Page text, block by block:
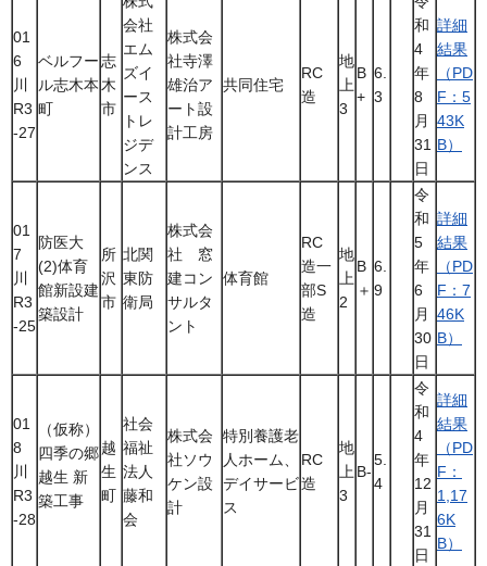
01
6
川
R3
-27
ベルフー
ル志木本
町
志
木
市
会社
エム
ズイ
ース
トレ
ジデ
ンス
株式会
社寺澤
雄治ア
ート設
計工房
共同住宅
RC
造
地
上
3
B
+
6.
3
和
4
年
8
月
31
日
詳細
結果
（PD
F：5
43K
B）
01
7
川
R3
-25
防医大
(2)体育
館新設建
築設計
所
沢
市
北関
東防
衛局
株式会
社 窓
建コン
サルタ
ント
体育館
RC
造一
部S
造
地
上
2
B
＋
6.
9
令
和
5
年
6
月
30
日
詳細
結果
（PD
F：7
46K
B）
01
8
川
R3
-28
（仮称）
四季の郷
越生 新
築工事
越
生
町
社会
福祉
法人
藤和
会
株式会
社ソウ
ケン設
計
特別養護老
人ホーム、
デイサービ
ス
RC
造
地
上
3
B-
5.
4
令
和
4
年
12
月
31
日
詳細
結果
（PD
F：
1,17
6K
B）